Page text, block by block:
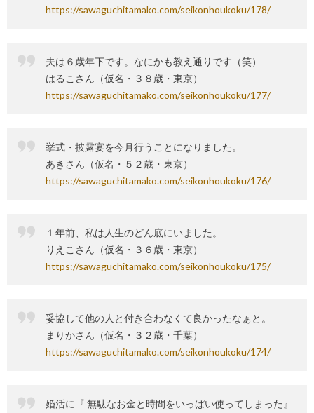
https://sawaguchitamako.com/seikonhoukoku/178/
夫は６歳年下です。なにかも教え通りです（笑）
はるこさん（仮名・３８歳・東京）
https://sawaguchitamako.com/seikonhoukoku/177/
挙式・披露宴を今月行うことになりました。
あきさん（仮名・５２歳・東京）
https://sawaguchitamako.com/seikonhoukoku/176/
１年前、私は人生のどん底にいました。
りえこさん（仮名・３６歳・東京）
https://sawaguchitamako.com/seikonhoukoku/175/
妥協して他の人と付き合わなくて良かったなぁと。
まりかさん（仮名・３２歳・千葉）
https://sawaguchitamako.com/seikonhoukoku/174/
婚活に『 無駄なお金と時間をいっぱい使ってしまった』